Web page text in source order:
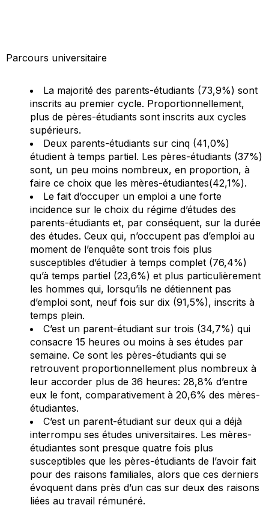
Parcours universitaire
La majorité des parents-étudiants (73,9%) sont
inscrits au premier cycle. Proportionnellement,
plus de pères-étudiants sont inscrits aux cycles
supérieurs.
Deux parents-étudiants sur cinq (41,0%)
étudient à temps partiel. Les pères-étudiants (37%)
sont, un peu moins nombreux, en proportion, à
faire ce choix que les mères-étudiantes(42,1%).
Le fait d’occuper un emploi a une forte
incidence sur le choix du régime d’études des
parents-étudiants et, par conséquent, sur la durée
des études. Ceux qui, n’occupent pas d’emploi au
moment de l’enquête sont trois fois plus
susceptibles d’étudier à temps complet (76,4%)
qu’à temps partiel (23,6%) et plus particulièrement
les hommes qui, lorsqu’ils ne détiennent pas
d’emploi sont, neuf fois sur dix (91,5%), inscrits à
temps plein.
C’est un parent-étudiant sur trois (34,7%) qui
consacre 15 heures ou moins à ses études par
semaine. Ce sont les pères-étudiants qui se
retrouvent proportionnellement plus nombreux à
leur accorder plus de 36 heures: 28,8% d’entre
eux le font, comparativement à 20,6% des mères-
étudiantes.
C’est un parent-étudiant sur deux qui a déjà
interrompu ses études universitaires. Les mères-
étudiantes sont presque quatre fois plus
susceptibles que les pères-étudiants de l’avoir fait
pour des raisons familiales, alors que ces derniers
évoquent dans près d’un cas sur deux des raisons
liées au travail rémunéré.